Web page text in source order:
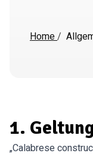
Home/
1.
„Calabrese